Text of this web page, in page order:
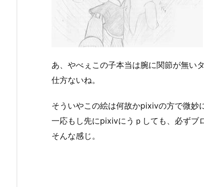
あ、やべぇこの子本当は腕に関節が無い
仕方ないね。
そういやこの絵は何故かpixivの方で微妙
一応もし先にpixivにうｐしても、必ずブ
そんな感じ。